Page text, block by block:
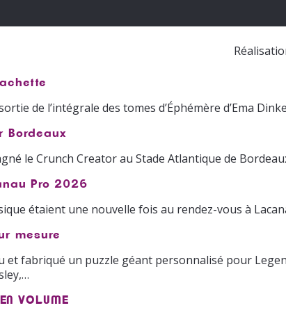
de l’intégrale des tomes d’Éphémère d’Ema
Bordeaux
le Crunch Creator au Stade Atlantique de
Pro 2026
étaient une nouvelle fois au rendez-vous à
mesure
et fabriqué un puzzle géant personnalisé pour
VOLUME